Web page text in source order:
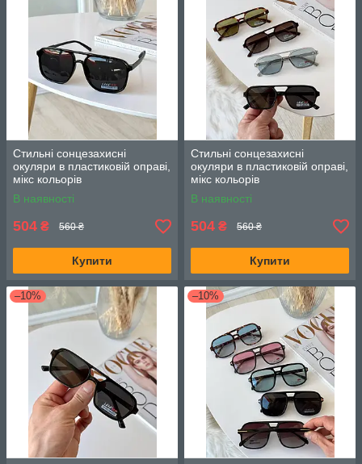
Стильні сонцезахисні
окуляри в пластиковій оправі,
мікс кольорів
В наявності
504 ₴ 560 ₴
Купити
Стильні сонцезахисні
окуляри в пластиковій оправі,
мікс кольорів
В наявності
504 ₴ 560 ₴
Купити
–10% –10%